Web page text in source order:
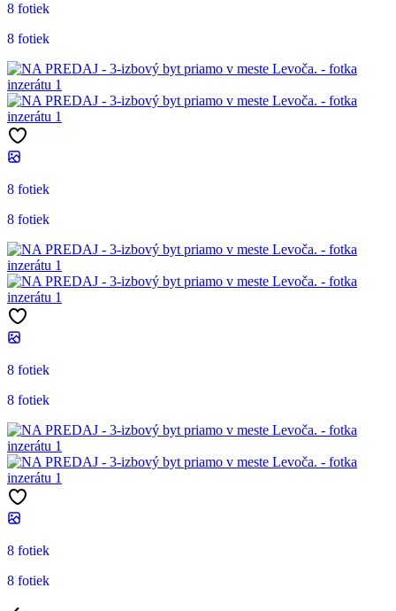
8 fotiek
8 fotiek
8 fotiek
8 fotiek
8 fotiek
8 fotiek
8 fotiek
8 fotiek